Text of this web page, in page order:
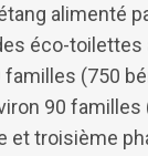
alimenté
éco-toilettes
(750
90 familles
et troisième